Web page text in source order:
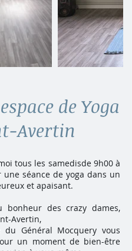
tous les samedisde 9h00 à
une séance de yoga dans un
et apaisant.
bonheur des crazy dames,
Avertin,
du Général Mocquery vous
un moment de bien-être
de Yoga
Avertin